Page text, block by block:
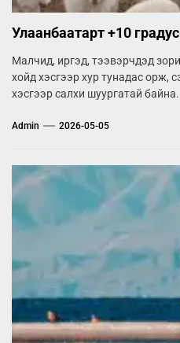
Улаанбаатарт +10
Малчид, иргэд, тээвэрчдэд
хойд хэсгээр хур тунадас орж,
хэсгээр салхи шуургатай
Admin 2026-05-05